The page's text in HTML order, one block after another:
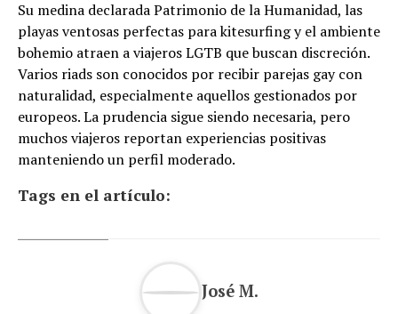
Su medina declarada Patrimonio de la Humanidad, las
playas ventosas perfectas para kitesurfing y el ambiente
bohemio atraen a viajeros LGTB que buscan discreción.
Varios riads son conocidos por recibir parejas gay con
naturalidad, especialmente aquellos gestionados por
europeos. La prudencia sigue siendo necesaria, pero
muchos viajeros reportan experiencias positivas
manteniendo un perfil moderado.
Tags en el artículo:
José M.